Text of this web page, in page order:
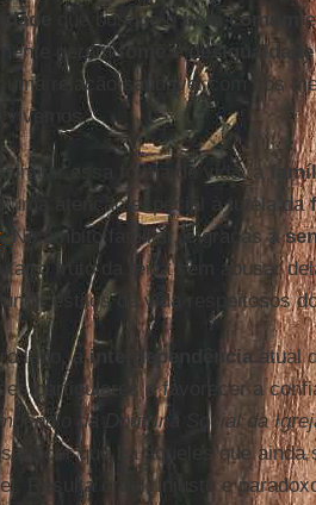
que busque obem comum
geramfome e
uma relação saudável com nós
vivemos.
essa forma de vida, a
uma atenção especial à tutela da
. No âmbito familiar, e graças à
o fruto da terra sem abusar
estilos de vida respeitosos
lado, ainterdependênciaatual
particulares e favorecer a
da Doutrina Social da
que há aqueles que
Resulta cruel, injusto e